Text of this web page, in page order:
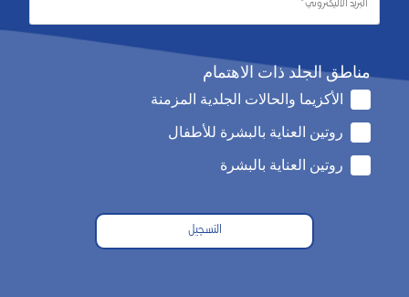
مناطق الجلد ذات الاهتمام
الأكزيما والحالات الجلدية المزمنة
روتين العناية بالبشرة للأطفال
روتين العناية بالبشرة
التسجيل